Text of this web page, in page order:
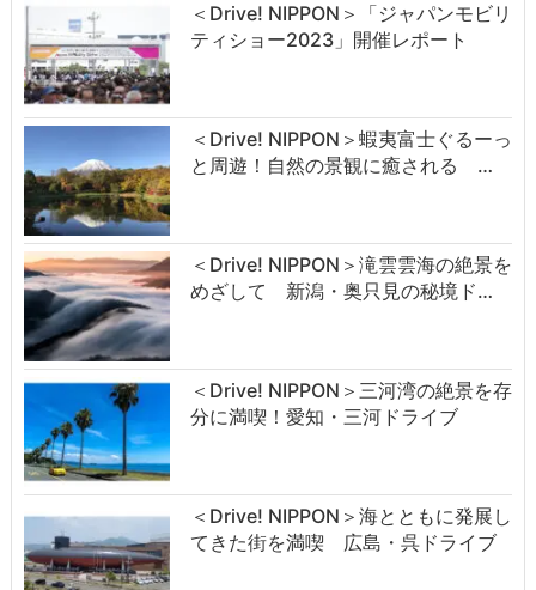
＜Drive! NIPPON＞「ジャパンモビリ
ティショー2023」開催レポート
＜Drive! NIPPON＞蝦夷富士ぐるーっ
と周遊！自然の景観に癒される …
＜Drive! NIPPON＞滝雲雲海の絶景を
めざして 新潟・奥只見の秘境ド…
＜Drive! NIPPON＞三河湾の絶景を存
分に満喫！愛知・三河ドライブ
＜Drive! NIPPON＞海とともに発展し
てきた街を満喫 広島・呉ドライブ